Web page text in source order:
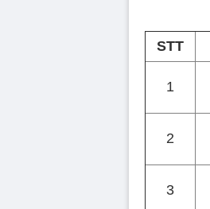
STT
1
2
3